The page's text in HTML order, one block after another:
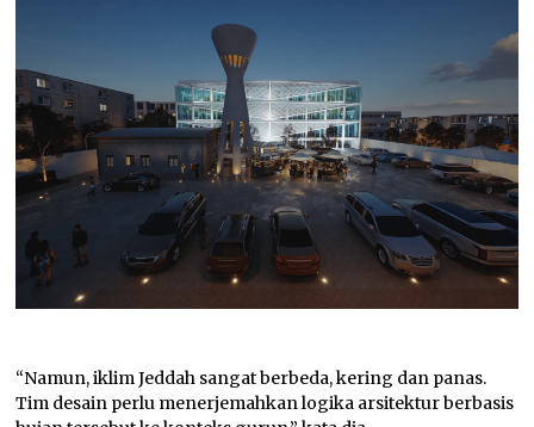
“Namun, iklim Jeddah sangat berbeda, kering dan panas.
Tim desain perlu menerjemahkan logika arsitektur berbasis